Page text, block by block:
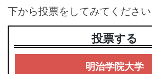
下から投票をしてみてください
投票する
明治学院大学